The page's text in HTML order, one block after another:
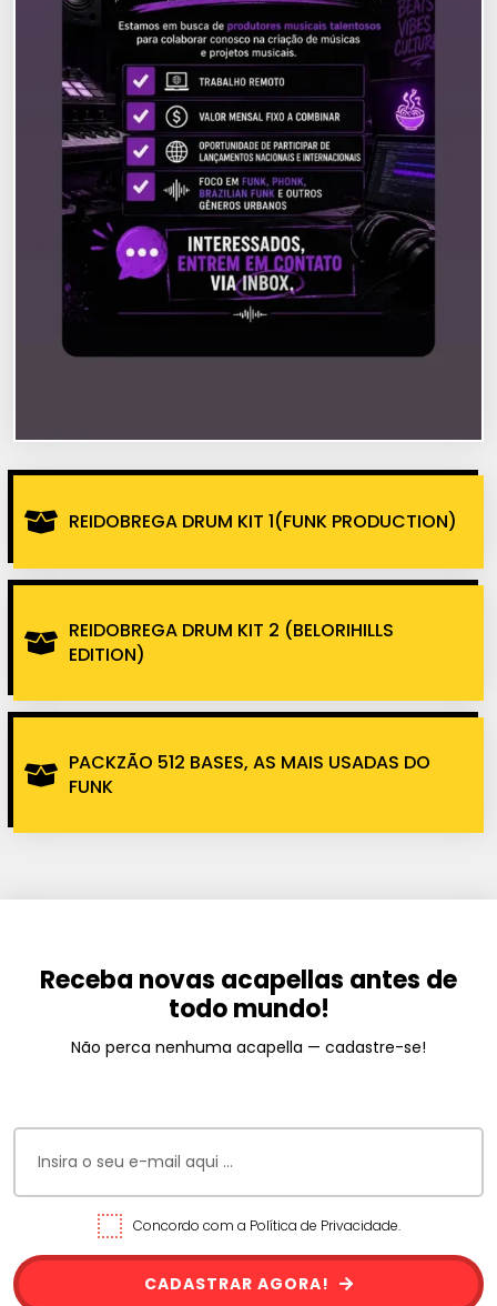
REIDOBREGA DRUM KIT 1(FUNK PRODUCTION)
REIDOBREGA DRUM KIT 2 (BELORIHILLS
EDITION)
PACKZÃO 512 BASES, AS MAIS USADAS DO
FUNK
Receba novas acapellas antes de
todo mundo!
Não perca nenhuma acapella — cadastre-se!
Concordo com a Política de Privacidade.
CADASTRAR AGORA!